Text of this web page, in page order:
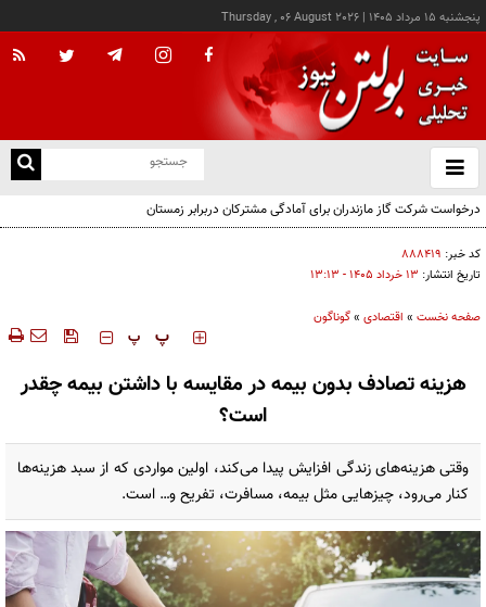
پنجشنبه ۱۵ مرداد ۱۴۰۵ |
Thursday , 06 August 2026
باز
و
طرح نظارت بر تجارت خرد مرزی در دستور کار است
کد خبر: ۸۸۸۴۱۹
تاریخ انتشار: ۱۳ خرداد ۱۴۰۵ - ۱۳:۱۳
صفحه نخست » اقتصادی »گوناگون
‍‍‍ پ پ
هزینه تصادف بدون بیمه در مقایسه با داشتن بیمه چقدر
است؟
وقتی هزینه‌های زندگی افزایش پیدا می‌کند، اولین مواردی که از سبد هزینه‌ها
کنار می‌رود، چیزهایی مثل بیمه، مسافرت، تفریح و… است.